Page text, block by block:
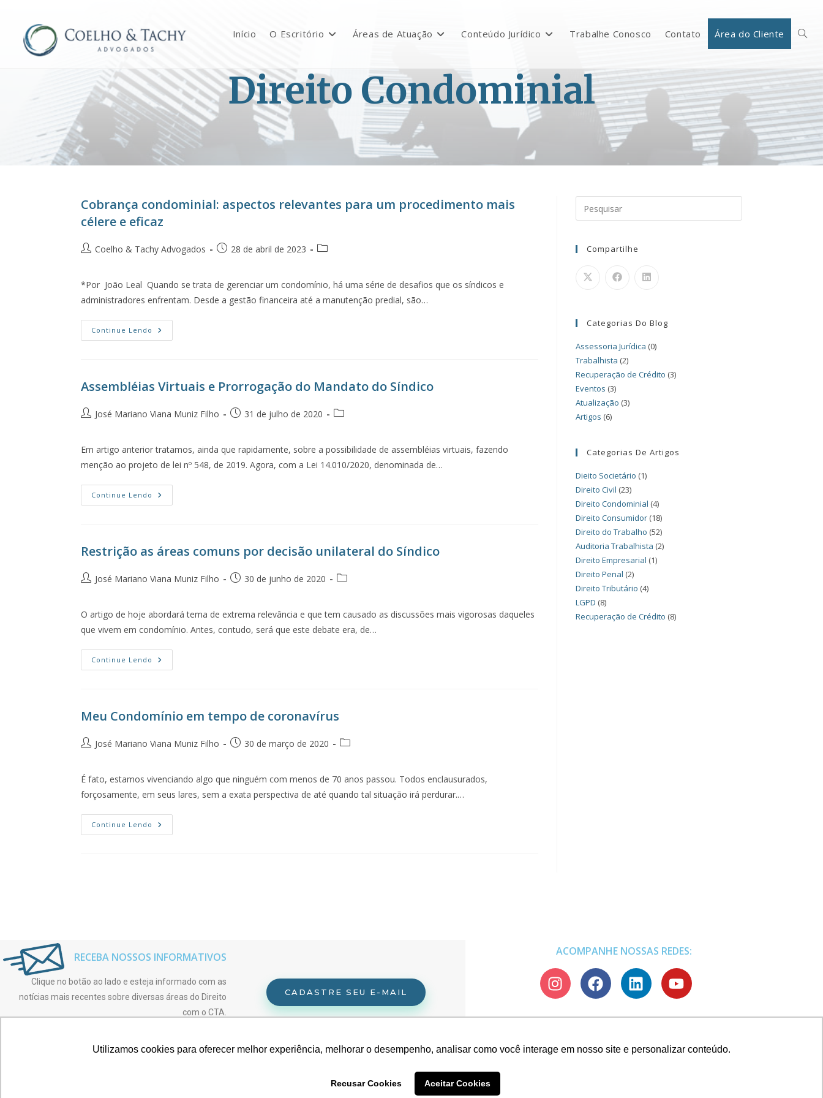
Utilizamos cookies para oferecer melhor experiência, melhorar o desempenho, analisar como você interage em nosso site e personalizar conteúdo.
Recusar Cookies Aceitar Cookies
Início O Escritório Áreas de Atuação Conteúdo Jurídico Trabalhe Conosco Contato Área do Cliente
Direito Condominial
Cobrança condominial: aspectos relevantes para um procedimento mais
célere e eficaz
Coelho & Tachy Advogados 28 de abril de 2023
*Por João Leal Quando se trata de gerenciar um condomínio, há uma série de desafios que os síndicos e
administradores enfrentam. Desde a gestão financeira até a manutenção predial, são…
Continue Lendo
Assembléias Virtuais e Prorrogação do Mandato do Síndico
José Mariano Viana Muniz Filho 31 de julho de 2020
Em artigo anterior tratamos, ainda que rapidamente, sobre a possibilidade de assembléias virtuais, fazendo
menção ao projeto de lei nº 548, de 2019. Agora, com a Lei 14.010/2020, denominada de…
Continue Lendo
Restrição as áreas comuns por decisão unilateral do Síndico
José Mariano Viana Muniz Filho 30 de junho de 2020
O artigo de hoje abordará tema de extrema relevância e que tem causado as discussões mais vigorosas daqueles
que vivem em condomínio. Antes, contudo, será que este debate era, de…
Continue Lendo
Meu Condomínio em tempo de coronavírus
José Mariano Viana Muniz Filho 30 de março de 2020
É fato, estamos vivenciando algo que ninguém com menos de 70 anos passou. Todos enclausurados,
forçosamente, em seus lares, sem a exata perspectiva de até quando tal situação irá perdurar.…
Continue Lendo
Compartilhe
Categorias Do Blog
Assessoria Jurídica (0)
Trabalhista (2)
Recuperação de Crédito (3)
Eventos (3)
Atualização (3)
Artigos (6)
Categorias De Artigos
Dieito Societário (1)
Direito Civil (23)
Direito Condominial (4)
Direito Consumidor (18)
Direito do Trabalho (52)
Auditoria Trabalhista (2)
Direito Empresarial (1)
Direito Penal (2)
Direito Tributário (4)
LGPD (8)
Recuperação de Crédito (8)
RECEBA NOSSOS INFORMATIVOS
Clique no botão ao lado e esteja informado com as
notícias mais recentes sobre diversas áreas do Direito
com o CTA.
CADASTRE SEU E-MAIL
ACOMPANHE NOSSAS REDES: